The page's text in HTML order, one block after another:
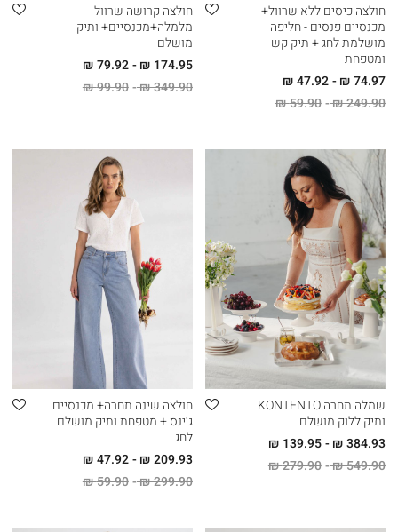
חולצה כיסים ללא שרוול+
מכנסיים פנסים - חליפה
מושלמת לחג + תיק קש
ומטפחת
59.90 ₪ 249.90 ₪
47.92 ₪ 74.97 ₪
חולצה קרושה שרוול
מלמלה+מכנסיים+ ותיק
מושלם
99.90 ₪ 349.90 ₪
79.92 ₪ 174.95 ₪
שמלה תחרה KONTENTO
ותיק ללוק מושלם
279.90 ₪ 549.90 ₪
139.95 ₪ 384.93 ₪
חולצה שינה תחרה+ מכנסיים
ג’ינס + מטפחת ותיק מושלם
לחג
59.90 ₪ 299.90 ₪
47.92 ₪ 209.93 ₪